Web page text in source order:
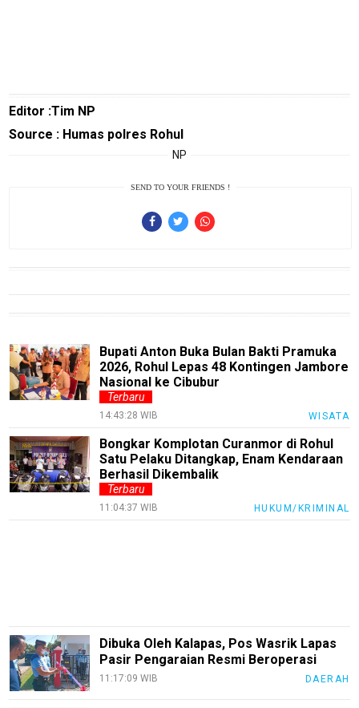
Editor :Tim NP
Source : Humas polres Rohul
NP
SEND TO YOUR FRIENDS !
Bupati Anton Buka Bulan Bakti Pramuka
2026, Rohul Lepas 48 Kontingen Jambore
Nasional ke Cibubur
Terbaru
14:43:28 WIB WISATA
Bongkar Komplotan Curanmor di Rohul
Satu Pelaku Ditangkap, Enam Kendaraan
Berhasil Dikembalik
Terbaru
11:04:37 WIB HUKUM/KRIMINAL
Dibuka Oleh Kalapas, Pos Wasrik Lapas
Pasir Pengaraian Resmi Beroperasi
11:17:09 WIB DAERAH
Automotive
Guide
Trending
Guide
EduBudaya
EduStyle
Loker
InfoKepri
KuansingTerkini